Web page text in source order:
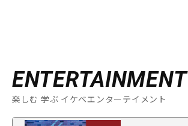
ENTERTAINMENT
楽しむ 学ぶ イケベエンターテイメント